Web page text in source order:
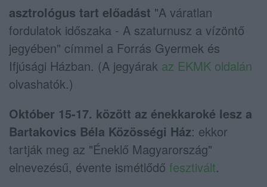
asztrológus tart előadást "A váratlan
fordulatok időszaka - A szaturnusz a vízöntő
jegyében" címmel a Forrás Gyermek és
Ifjúsági Házban. (A jegyárak az EKMK oldalán
olvashatók.)
Október 15-17. között az énekkaroké lesz a
Bartakovics Béla Közösségi Ház: ekkor
tartják meg az "Éneklő Magyarország"
elnevezésű, évente ismétlődő fesztivált.